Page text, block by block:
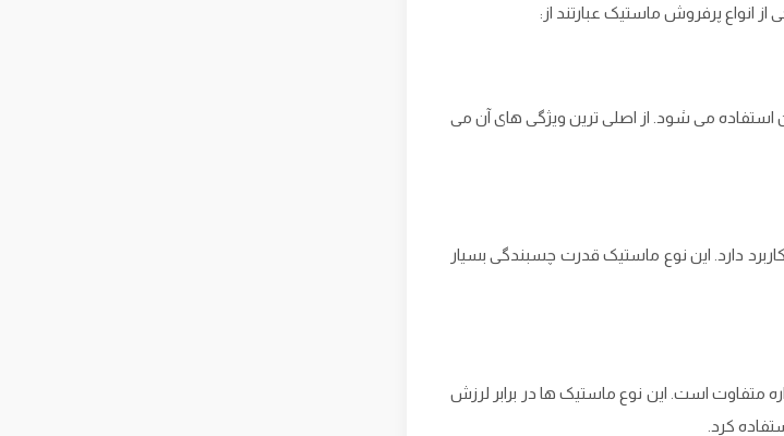
انواع پرفروش ماستیک عبارتند از:
استفاده می ‌شود. از اصلی ‌ترین ویژگی های آن می‌
دارد. این نوع ماستیک قدرت چسبندگی بسیار
متفاوت است. این نوع ماستیک ‌ها در برابر لرزش
کرد.